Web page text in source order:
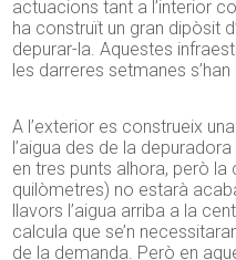
actuacions tant a l’interior
ha construït un gran dipòsit
depurar-la. Aquestes
les darreres setmanes
A l’exterior es construeix
l’aigua des de la
en tres punts alhora, però
quilòmetres) no estarà
llavors l’aigua arriba a la
calcula que se’n
de la demanda. Però en